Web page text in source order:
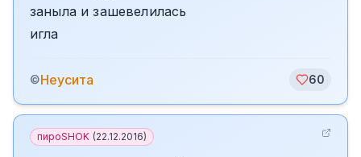
заныла и зашевелилась
игла
©Неусита 60
пироSHOK (22.12.2016)